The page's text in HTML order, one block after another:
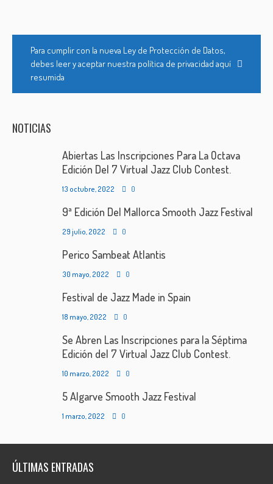
Para cumplir con la nueva Ley de Protección de Datos,
debes leer y aceptar nuestra política de privacidad aquí
resumida
NOTICIAS
Abiertas Las Inscripciones Para La Octava
Edición Del 7 Virtual Jazz Club Contest.
13 octubre, 2022 0
9ª Edición Del Mallorca Smooth Jazz Festival
29 julio, 2022 0
Perico Sambeat Atlantis
30 mayo, 2022 0
Festival de Jazz Made in Spain
18 mayo, 2022 0
Se Abren Las Inscripciones para la Séptima
Edición del 7 Virtual Jazz Club Contest.
10 marzo, 2022 0
5 Algarve Smooth Jazz Festival
1 marzo, 2022 0
ÚLTIMAS ENTRADAS